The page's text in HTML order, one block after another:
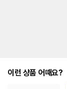
이런 상품 어때요?